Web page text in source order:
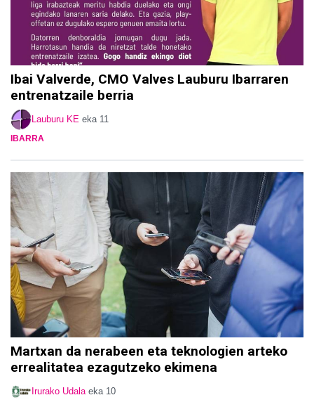
Ibai Valverde, CMO Valves Lauburu Ibarraren
entrenatzaile berria
Lauburu KE eka 11
IBARRA
Martxan da nerabeen eta teknologien arteko
errealitatea ezagutzeko ekimena
Irurako Udala eka 10